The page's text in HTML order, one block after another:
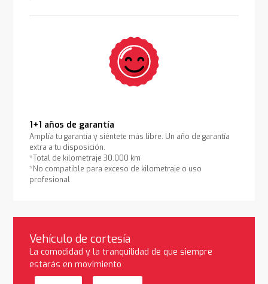
1+1 años de garantía
Amplía tu garantía y siéntete más libre. Un año de garantía
extra a tu disposición.
*Total de kilometraje 30.000 km
*No compatible para exceso de kilometraje o uso
profesional
Vehículo de cortesía
La comodidad y la tranquilidad de que siempre
estarás en movimiento